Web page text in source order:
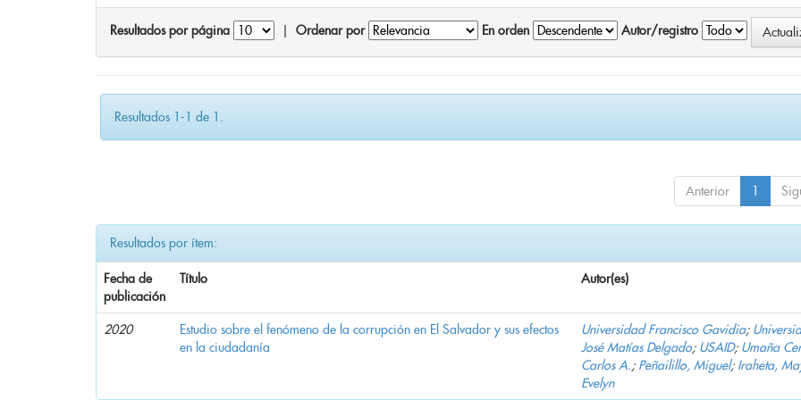
Resultados por página Ordenar por En orden Autor/registro
Resultados 1-1 de 1.
Anterior 1
Resultados por ítem:
Fecha de
publicación
Título Autor(es)
2020
Estudio sobre el fenómeno de la corrupción en El Salvador y sus efectos
en la ciudadanía
Universidad Francisco Gavidia;
José Matías Delgado; USAID; Umaña
Carlos A.; Peñailillo, Miguel; Iraheta,
Evelyn